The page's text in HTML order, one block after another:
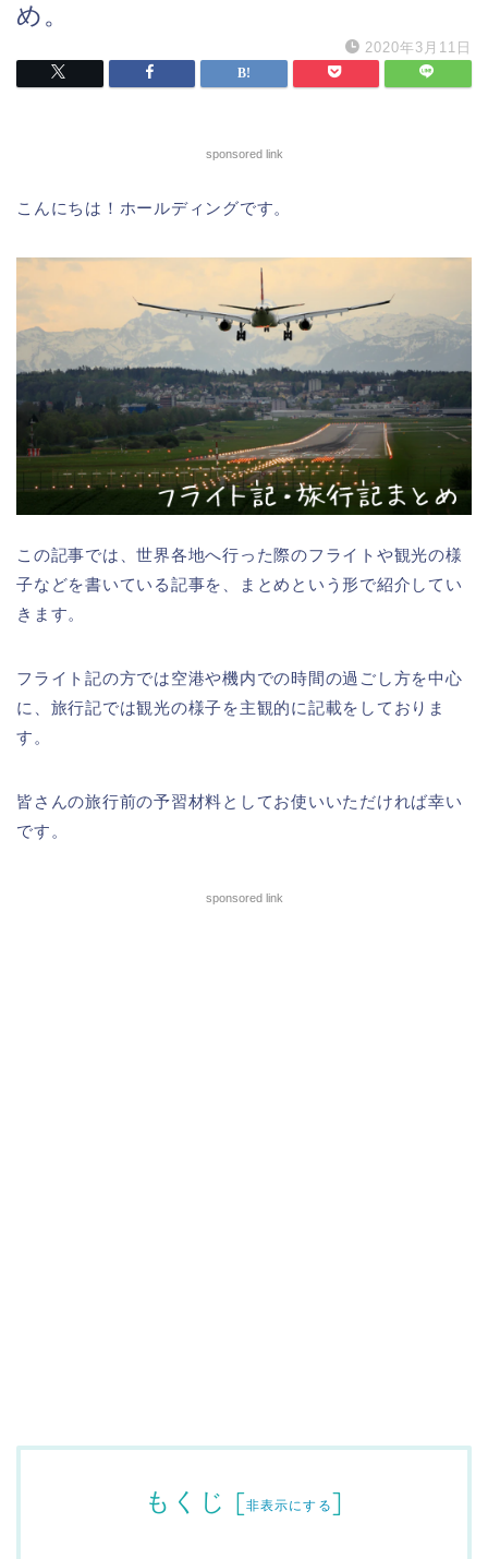
め。
2020年3月11日
sponsored link
こんにちは！ホールディングです。
この記事では、世界各地へ行った際のフライトや観光の様
子などを書いている記事を、まとめという形で紹介してい
きます。
フライト記の方では空港や機内での時間の過ごし方を中心
に、旅行記では観光の様子を主観的に記載をしておりま
す。
皆さんの旅行前の予習材料としてお使いいただければ幸い
です。
sponsored link
もくじ [非表示にする]